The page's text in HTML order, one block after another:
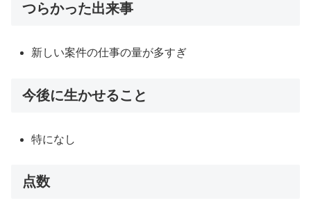
つらかった出来事
新しい案件の仕事の量が多すぎ
今後に生かせること
特になし
点数